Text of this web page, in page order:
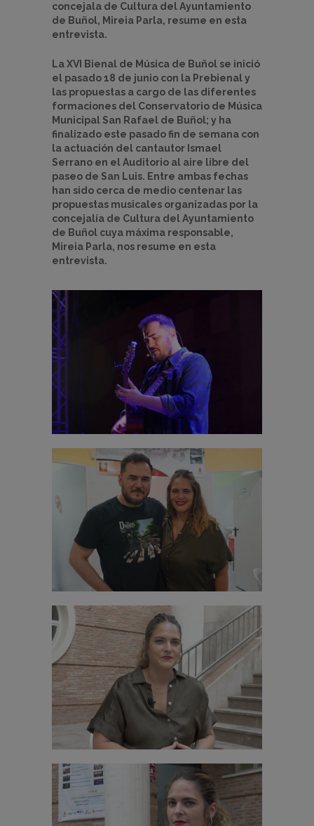
concejala de Cultura del Ayuntamiento
de Buñol, Mireia Parla, resume en esta
entrevista.
La XVI Bienal de Música de Buñol se inició
el pasado 18 de junio con la Prebienal y
las propuestas a cargo de las diferentes
formaciones del Conservatorio de Música
Municipal San Rafael de Buñol; y ha
finalizado este pasado fin de semana con
la actuación del cantautor Ismael
Serrano en el Auditorio al aire libre del
paseo de San Luis. Entre ambas fechas
han sido cerca de medio centenar las
propuestas musicales organizadas por la
concejalía de Cultura del Ayuntamiento
de Buñol cuya máxima responsable,
Mireia Parla, nos resume en esta
entrevista.